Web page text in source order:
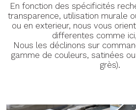
En fonction des spécificités
transparence, utilisation murale
ou en exterieur, nous vous
differentes comme
Nous les déclinons sur
gamme de couleurs, satinées
grès).